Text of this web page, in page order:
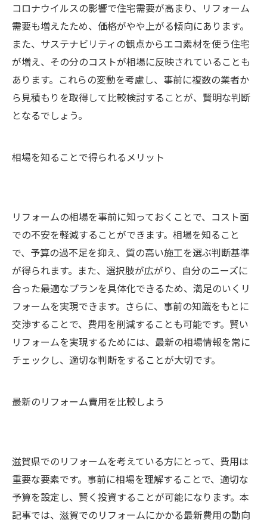
コロナウイルスの影響で住宅需要が高まり、リフォーム
需要も増えたため、価格がやや上がる傾向にあります。
また、サステナビリティの観点からエコ素材を使う住宅
が増え、その分のコストが相場に反映されていることも
あります。これらの変動を考慮し、事前に複数の業者か
ら見積もりを取得して比較検討することが、賢明な判断
となるでしょう。
相場を知ることで得られるメリット
リフォームの相場を事前に知っておくことで、コスト面
での不安を軽減することができます。相場を知ること
で、予算の過不足を抑え、質の高い施工を選ぶ判断基準
が得られます。また、選択肢が広がり、自分のニーズに
合った最適なプランを具体化できるため、満足のいくリ
フォームを実現できます。さらに、事前の知識をもとに
交渉することで、費用を削減することも可能です。賢い
リフォームを実現するためには、最新の相場情報を常に
チェックし、適切な判断をすることが大切です。
最新のリフォーム費用を比較しよう
滋賀県でのリフォームを考えている方にとって、費用は
重要な要素です。事前に相場を理解することで、適切な
予算を設定し、賢く投資することが可能になります。本
記事では、滋賀でのリフォームにかかる最新費用の動向